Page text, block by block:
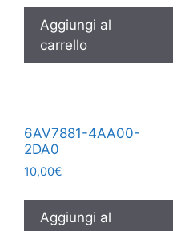
Aggiungi al
carrello
6AV7881-4AA00-
2DA0
10,00€
Aggiungi al